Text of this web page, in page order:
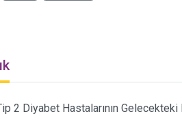
2 Diyabet Hastalarının